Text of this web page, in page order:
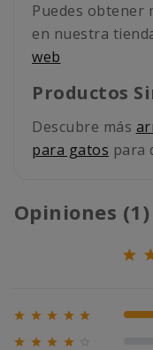
Puedes obtener
en nuestra
web
Productos
Descubre más
para gatos para
Opiniones
    
   